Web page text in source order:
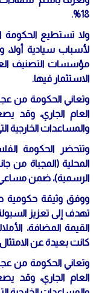
18%.
ولا تستطيع الحكومة
لأسباب سيادية
مؤسسات التصنيف
الاستثمار فيها.
العام الجاري، وقد
والمساعدات الخارجية
وتتحضر الحكومة
المحلية (المجباة من
الرسمية)، ضمن
ووفق وثيقة حكومية
تهدف إلى تعزيز
القيمة المضافة،
كانت بعيدة عن
العام الجاري، وقد